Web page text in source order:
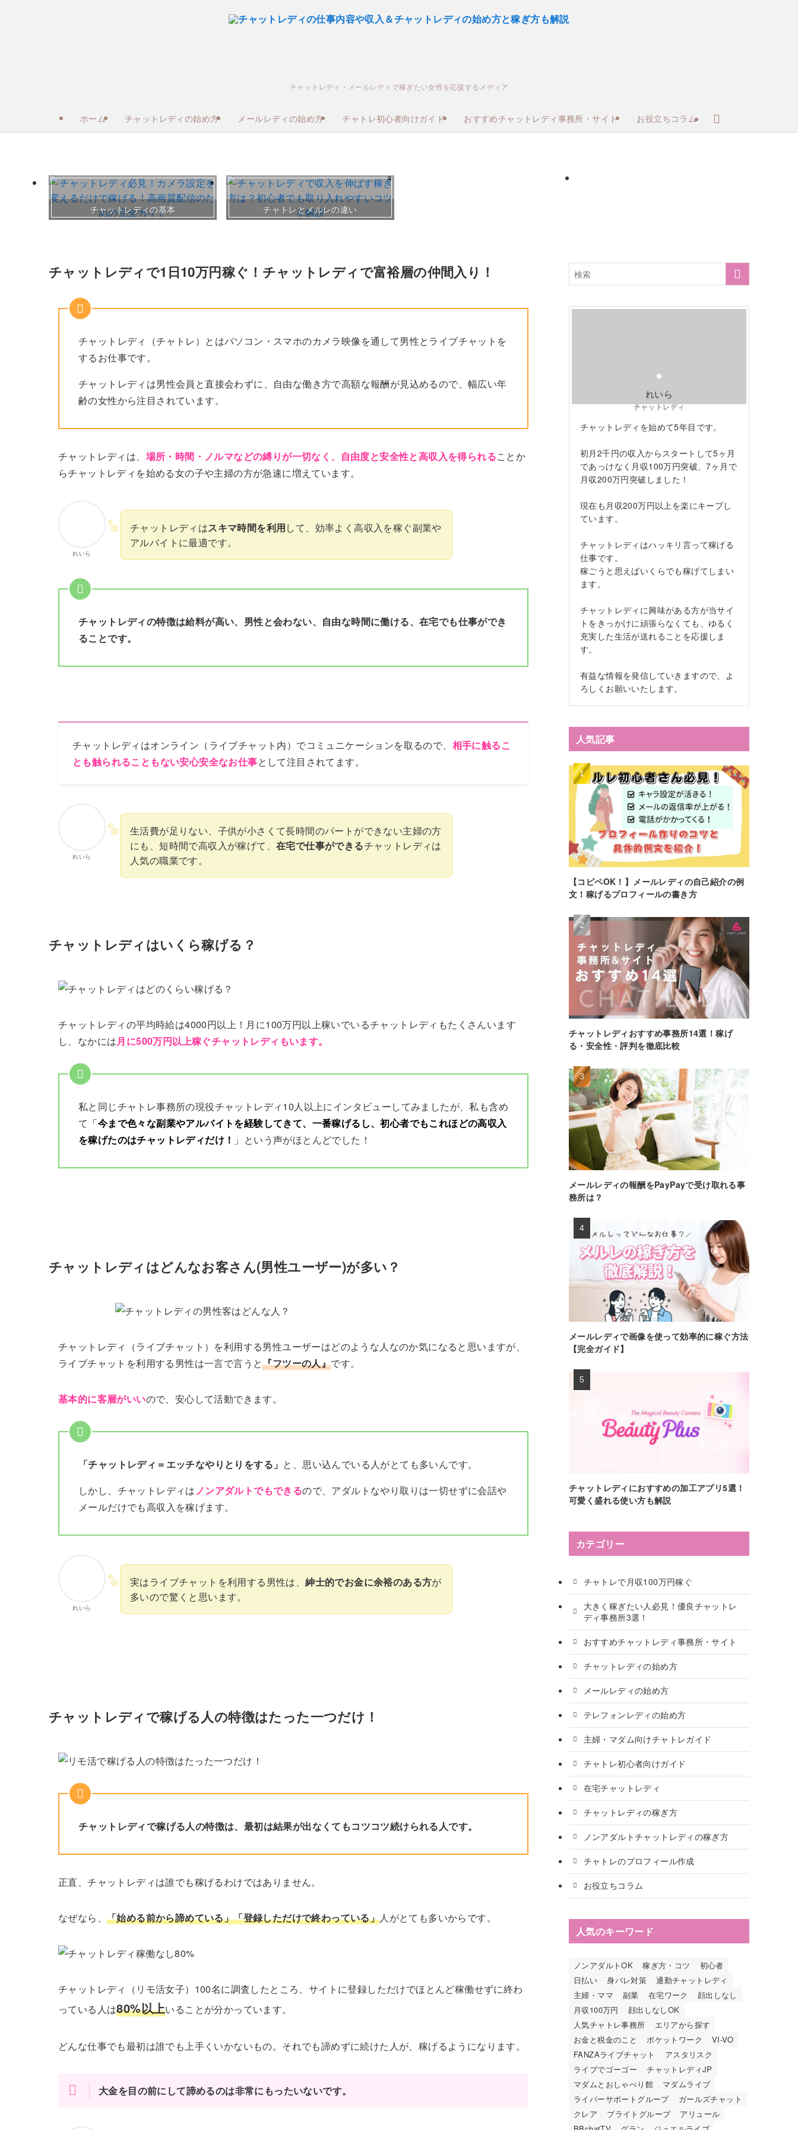
チャットレディ・メールレディで稼ぎたい女性を応援するメディア
ホーム チャットレディの始め方 メールレディの始め方 チャトレ初心者向けガイド おすすめチャットレディ事務所・サイト お役立ちコラム
チャットレディの基本 チャトレとメルレの違い
チャットレディで1日10万円稼ぐ！チャットレディで富裕層の仲間入り！
チャットレディ（チャトレ）とはパソコン・スマホのカメラ映像を通して男性とライブチャットを
するお仕事です。
チャットレディは男性会員と直接会わずに、自由な働き方で高額な報酬が見込めるので、幅広い年
齢の女性から注目されています。
チャットレディは、 場所・時間・ノルマなどの縛りが一切なく、自由度と安全性と高収入を得られることか
らチャットレディを始める女の子や主婦の方が急速に増えています。
れいら
チャットレディはスキマ時間を利用して、効率よく高収入を稼ぐ副業や
アルバイトに最適です。
チャットレディの特徴は給料が高い、男性と会わない、自由な時間に働ける、在宅でも仕事ができ
ることです。
チャットレディはオンライン（ライブチャット内）でコミュニケーションを取るので、 相手に触るこ
とも触られることもない安心安全なお仕事として注目されてます。
れいら
生活費が足りない、子供が小さくて長時間のパートができない主婦の方
にも、短時間で高収入が稼げて、 在宅で仕事ができるチャットレディは
人気の職業です。
チャットレディはいくら稼げる？
チャットレディの平均時給は4000円以上！月に100万円以上稼いでいるチャットレディもたくさんいます
し、なかには月に500万円以上稼ぐチャットレディもいます。
私と同じチャトレ事務所の現役チャットレディ10人以上にインタビューしてみましたが、私も含め
て 「今まで色々な副業やアルバイトを経験してきて、一番稼げるし、初心者でもこれほどの高収入
を稼げたのはチャットレディだけ！ 」 という声がほとんどでした！
チャットレディはどんなお客さん(男性ユーザー)が多い？
チャットレディ（ライブチャット）を利用する男性ユーザーはどのような人なのか気になると思いますが、
ライブチャットを利用する男性は一言で言うと『フツーの人』です。
基本的に客層がいいので、安心して活動できます。
「チャットレディ＝エッチなやりとりをする」 と、思い込んでいる人がとても多いんです。
しかし、チャットレディは ノンアダルトでもできるので、アダルトなやり取りは一切せずに会話や
メールだけでも高収入を稼げます。
れいら
実はライブチャットを利用する男性は、紳士的でお金に余裕のある方が
多いので驚くと思います。
チャットレディで稼げる人の特徴はたった一つだけ！
チャットレディで稼げる人の特徴は、最初は結果が出なくてもコツコツ続けられる人です。
正直、チャットレディは誰でも稼げるわけではありません。
なぜなら、 「始める前から諦めている」「登録しただけで終わっている」人がとても多いからです。
チャットレディ（リモ活女子）100名に調査したところ、サイトに登録しただけでほとんど稼働せずに終わ
っている人は80%以上いることが分かっています。
どんな仕事でも最初は誰でも上手くいかないもの。それでも諦めずに続けた人が、稼げるようになります。
大金を目の前にして諦めるのは非常にもったいないです。
れいら
チャットレディ
チャットレディを始めて5年目です。
初月2千円の収入からスタートして5ヶ月
であっけなく月収100万円突破、7ヶ月で
月収200万円突破しました！
現在も月収200万円以上を楽にキープし
ています。
チャットレディはハッキリ言って稼げる
仕事です。
稼ごうと思えばいくらでも稼げてしまい
ます。
チャットレディに興味がある方が当サイ
トをきっかけに頑張らなくても、ゆるく
充実した生活が送れることを応援しま
す。
有益な情報を発信していきますので、よ
ろしくお願いいたします。
人気記事
【コピペOK！】メールレディの自己紹介の例
文！稼げるプロフィールの書き方
チャットレディおすすめ事務所14選！稼げ
る・安全性・評判を徹底比較
メールレディの報酬をPayPayで受け取れる事
務所は？
メールレディで画像を使って効率的に稼ぐ方法
【完全ガイド】
チャットレディにおすすめの加工アプリ5選！
可愛く盛れる使い方も解説
カテゴリー
チャトレで月収100万円稼ぐ
大きく稼ぎたい人必見！優良チャットレ
ディ事務所3選！
おすすめチャットレディ事務所・サイト
チャットレディの始め方
メールレディの始め方
テレフォンレディの始め方
主婦・マダム向けチャトレガイド
チャトレ初心者向けガイド
在宅チャットレディ
チャットレディの稼ぎ方
ノンアダルトチャットレディの稼ぎ方
チャトレのプロフィール作成
お役立ちコラム
人気のキーワード
ノンアダルトOK 稼ぎ方・コツ
初心者
日払い
身バレ対策
通勤チャットレディ
主婦・ママ
副業 在宅ワーク
顔出しなし
月収100万円
顔出しなしOK
人気チャトレ事務所
エリアから探す
お金と税金のこと
ポケットワーク
VI-VO
FANZAライブチャット
アスタリスク
ライブでゴーゴー
チャットレディJP
マダムとおしゃべり館
マダムライブ
ライバーサポートグループ
ガールズチャット
クレア
ブライトグループ
アリュール